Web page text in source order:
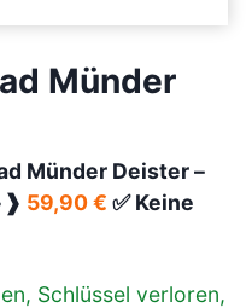
Münder
Münder Deister –
59,90 € ✅ Keine
Schlüssel verloren,